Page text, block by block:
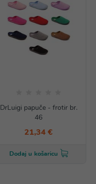
DrLuigi papuče - frotir br.
46
21,34 €
Dodaj u košaricu